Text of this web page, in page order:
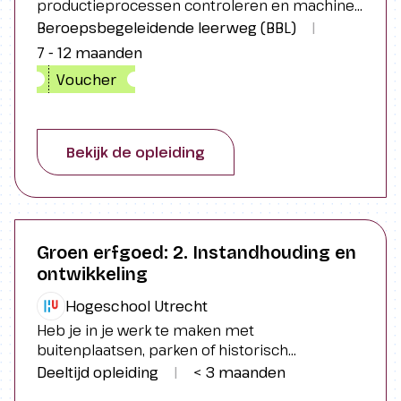
productieprocessen controleren en machines
en apparaten bedienen in een fabriek. Ook leer
je klein onderhoud te verrichten.
Beroepsbegeleidende leerweg (BBL)
|
7 - 12 maanden
Voucher
Bekijk de opleiding
Groen erfgoed: 2. Instandhouding en
ontwikkeling
Hogeschool Utrecht
Heb je in je werk te maken met
buitenplaatsen, parken of historisch
landschap? Houd je je bij een overheidsdienst,
Deeltijd opleiding | < 3 maanden